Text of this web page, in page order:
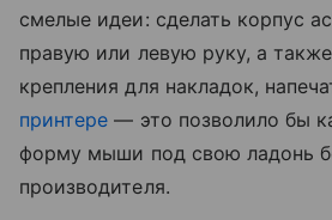
смелые идеи: сделать корпус
правую или левую руку, а
крепления для накладок,
принтере — это позволило бы
форму мыши под свою ладонь
производителя.